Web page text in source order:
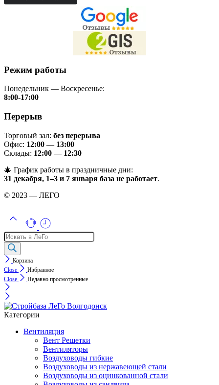
Режим работы
Понедельник — Воскресенье:
8:00-17:00
Перерыв
Торговый зал: без перерыва
Офис: 12:00 — 13:00
Склады: 12:00 — 12:30
🎄 График работы в праздничные дни:
31 декабря, 1–3 и 7 января база не работает.
© 2023 — ЛЕГО
Поиск
товаров
Корзина
Close
Избранное
Close
Недавно просмотренные
Категории
Вентиляция
Вент Решетки
Вентиляторы
Воздуховоды гибкие
Воздуховоды из нержавеющей стали
Воздуховоды из оцинкованной стали